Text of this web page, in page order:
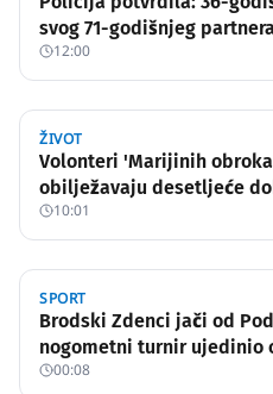
svog 71-godišnjeg partnera
12:00
ŽIVOT
Volonteri 'Marijinih
obilježavaju desetljeće
10:01
SPORT
Brodski Zdenci jači od
nogometni turnir ujedinio
00:08